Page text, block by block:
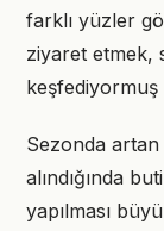
farklı yüzler
ziyaret etmek,
keşfediyormuş
Sezonda
alındığında
yapılması